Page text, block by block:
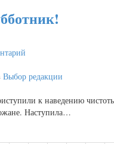
Выбор редакции
к наведению
Наступила…